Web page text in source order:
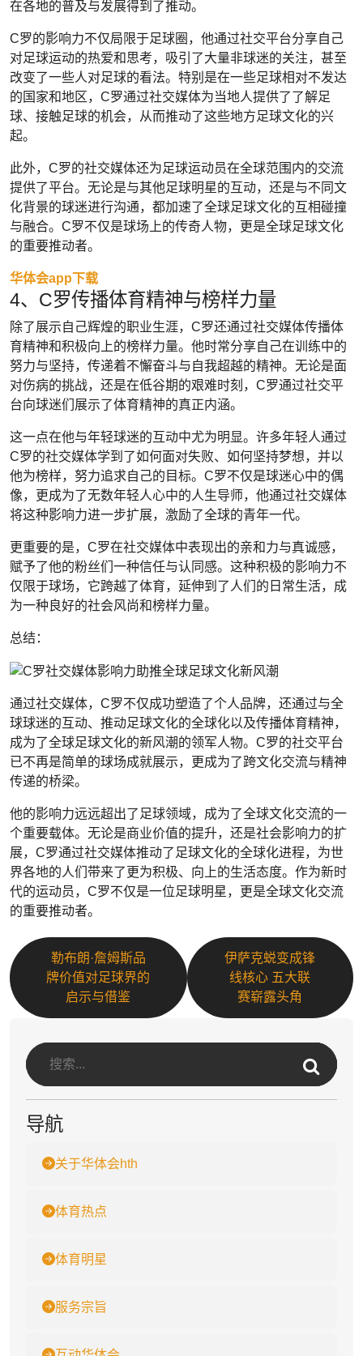
在各地的普及与发展得到了推动。
C罗的影响力不仅局限于足球圈，他通过社交平台分享自己
对足球运动的热爱和思考，吸引了大量非球迷的关注，甚至
改变了一些人对足球的看法。特别是在一些足球相对不发达
的国家和地区，C罗通过社交媒体为当地人提供了了解足
球、接触足球的机会，从而推动了这些地方足球文化的兴
起。
此外，C罗的社交媒体还为足球运动员在全球范围内的交流
提供了平台。无论是与其他足球明星的互动，还是与不同文
化背景的球迷进行沟通，都加速了全球足球文化的互相碰撞
与融合。C罗不仅是球场上的传奇人物，更是全球足球文化
的重要推动者。
华体会app下载
4、C罗传播体育精神与榜样力量
除了展示自己辉煌的职业生涯，C罗还通过社交媒体传播体
育精神和积极向上的榜样力量。他时常分享自己在训练中的
努力与坚持，传递着不懈奋斗与自我超越的精神。无论是面
对伤病的挑战，还是在低谷期的艰难时刻，C罗通过社交平
台向球迷们展示了体育精神的真正内涵。
这一点在他与年轻球迷的互动中尤为明显。许多年轻人通过
C罗的社交媒体学到了如何面对失败、如何坚持梦想，并以
他为榜样，努力追求自己的目标。C罗不仅是球迷心中的偶
像，更成为了无数年轻人心中的人生导师，他通过社交媒体
将这种影响力进一步扩展，激励了全球的青年一代。
更重要的是，C罗在社交媒体中表现出的亲和力与真诚感，
赋予了他的粉丝们一种信任与认同感。这种积极的影响力不
仅限于球场，它跨越了体育，延伸到了人们的日常生活，成
为一种良好的社会风尚和榜样力量。
总结：
通过社交媒体，C罗不仅成功塑造了个人品牌，还通过与全
球球迷的互动、推动足球文化的全球化以及传播体育精神，
成为了全球足球文化的新风潮的领军人物。C罗的社交平台
已不再是简单的球场成就展示，更成为了跨文化交流与精神
传递的桥梁。
他的影响力远远超出了足球领域，成为了全球文化交流的一
个重要载体。无论是商业价值的提升，还是社会影响力的扩
展，C罗通过社交媒体推动了足球文化的全球化进程，为世
界各地的人们带来了更为积极、向上的生活态度。作为新时
代的运动员，C罗不仅是一位足球明星，更是全球文化交流
的重要推动者。
勒布朗·詹姆斯品
牌价值对足球界的
启示与借鉴
伊萨克蜕变成锋
线核心 五大联
赛崭露头角
导航
关于华体会hth
体育热点
体育明星
服务宗旨